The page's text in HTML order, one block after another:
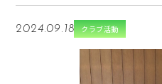
2024.09.18 クラブ活動